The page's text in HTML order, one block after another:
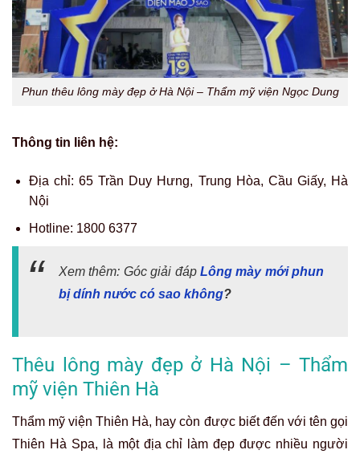
Phun thêu lông mày đẹp ở Hà Nội – Thẩm mỹ viện Ngọc Dung
Thông tin liên hệ:
Địa chỉ: 65 Trần Duy Hưng, Trung Hòa, Cầu Giấy, Hà
Nội
Hotline: 1800 6377
Xem thêm: Góc giải đáp Lông mày mới phun
bị dính nước có sao không?
Thêu lông mày đẹp ở Hà Nội – Thẩm
mỹ viện Thiên Hà
Thẩm mỹ viện Thiên Hà, hay còn được biết đến với tên gọi
Thiên Hà Spa, là một địa chỉ làm đẹp được nhiều người